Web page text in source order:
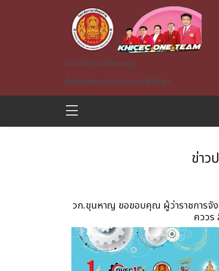
วิทยาลัยการอาชีพขุนหาญ
สำนักงานคณะกรรมการการอาชีวศึกษา
ข่าว
วก.ขุนหาญ ขอขอบคุณ ผู้ว่าราชการจั
คววร